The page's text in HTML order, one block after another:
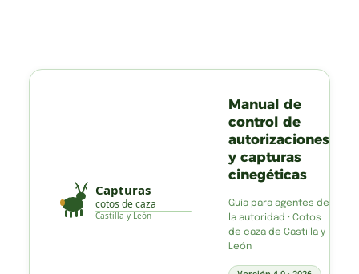
Capturas
cotos de caza
Castilla y León
Manual de
control de
autorizaciones
y capturas
cinegéticas
Guía para agentes de
la autoridad · Cotos
de caza de Castilla y
León